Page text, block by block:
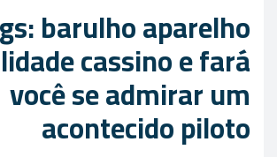
barulho aparelho
cassino e fará
você se admirar um
acontecido piloto